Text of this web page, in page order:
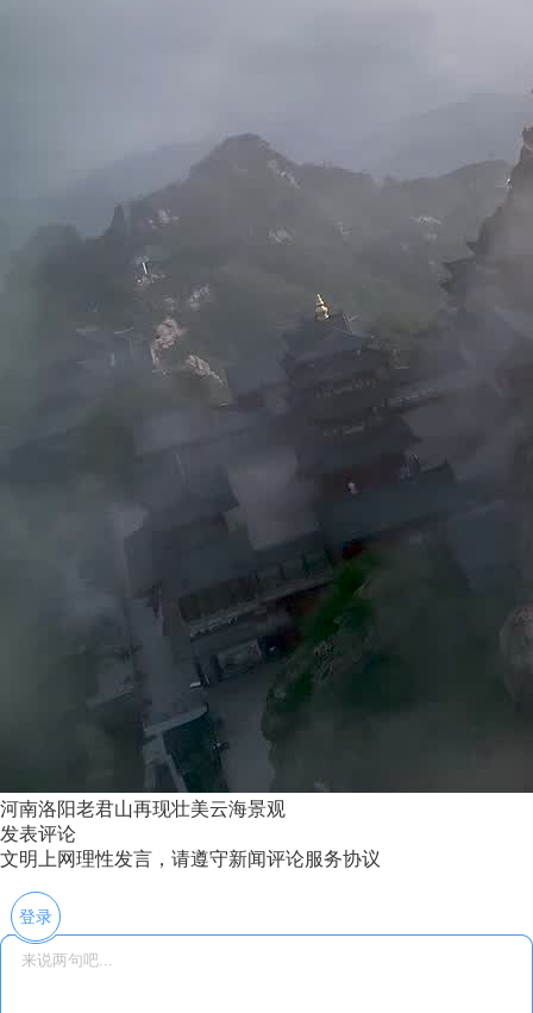
河南洛阳老君山再现壮美云海景观
发表评论
文明上网理性发言，请遵守新闻评论服务协议
登录